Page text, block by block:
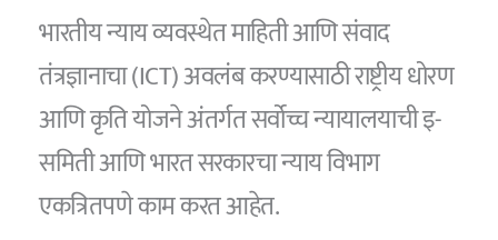
भारतीय न्याय व्यवस्थेत माहिती आणि संवाद
तंत्रज्ञानाचा (ICT) अवलंब करण्यासाठी राष्ट्रीय धोरण
आणि कृति योजने अंतर्गत सर्वोच्च न्यायालयाची इ-
समिती आणि भारत सरकारचा न्याय विभाग
एकत्रितपणे काम करत आहेत.